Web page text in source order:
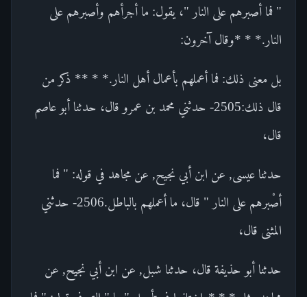
" فما أصبرهم على النار "، يقول: ما أجرأهم وأصبرهم على
النار.* * *وقال آخرون:
بل معنى ذلك: فما أعملهم بأعمال أهل النار.* * ** ذكر من
قال ذلك:2505- حدثني محمد بن عمرو قال، حدثنا أبو عاصم
قال،
حدثنا عيسى, عن ابن أبي نجيح, عن مجاهد في قوله: " فما
أصْبرهم على النار " قال، ما أعملهم بالباطل.2506- حدثني
المثنى قال،
حدثنا أبو حذيفة قال، حدثنا شبل, عن ابن أبي نجيح, عن